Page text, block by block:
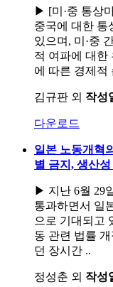
▶ [미·중 통상
중국에 대한 통
있으며, 미·중
적 여파에 대한
에 따른 경제적
김규판 외 작성
다운로드
일본 노동개혁
별 금지, 생산
▶ 지난 6월 29
통과하면서 일
으로 기대되고
동 관련 법률
던 장시간 ..
정성춘 외 작성